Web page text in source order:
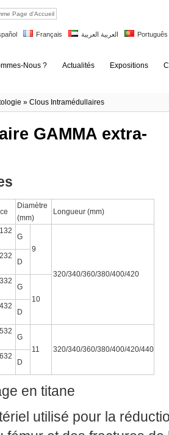
Page d'Accueil
Français العربية العربية Português
Nous ? Actualités Expositions
» Clous Intramédullaires
GAMMA extra-
Diamètre
(mm)
Longueur (mm)
G
9
320/340/360/380/400/420
D
G
10
D
G
11
320/340/360/380/400/420/440
D
en titane
utilisé pour la